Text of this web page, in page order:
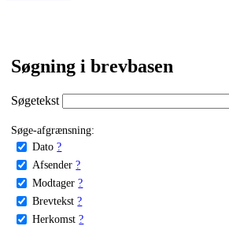
Søgning i brevbasen
Søgetekst
Søge-afgrænsning:
Dato ?
Afsender ?
Modtager ?
Brevtekst ?
Herkomst ?